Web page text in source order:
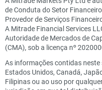
de Conduta do Setor
Provedor de Serviços
A Mitrade Financial Services
Autoridade de Mercados de
(CMA), sob a licença nº
As informações contidas
Estados Unidos, Canadá,
Filipinas ou ao uso por